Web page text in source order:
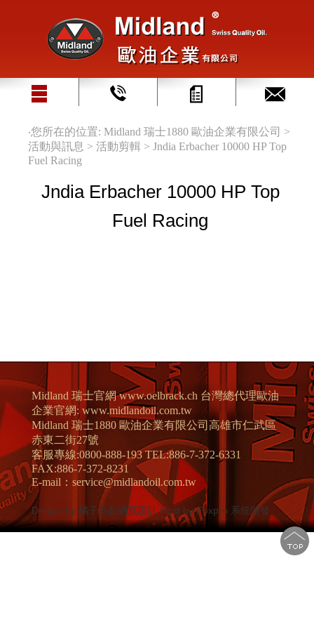
‧您所在的位置: Midland 瑞士1880 歐油企業有限公司 >
活動與訊息 > 活動剪輯 > Jndia Erbacher 10000 HP Top
Fuel Racing
Jndia Erbacher 10000 HP Top
Fuel Racing
Midland 瑞士官網 www.oelbrack.ch 台灣總代理歐油
企業官網: www.midlandoil.com.tw
Midland 瑞士1880 歐油企業有限公司高雄市仁武區
赤東二街27號
客服專線:0800-888-193 TEL:886-7-372-6331
FAX:886-7-372-8231
E-mail：service@midlandoil.com.tw
Design by 橘子新創網頁設計Host by Foxpro 系統開發